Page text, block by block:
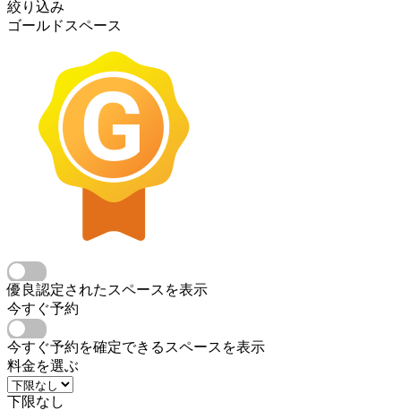
絞り込み
ゴールドスペース
優良認定されたスペースを表示
今すぐ予約
今すぐ予約を確定できるスペースを表示
料金を選ぶ
下限なし